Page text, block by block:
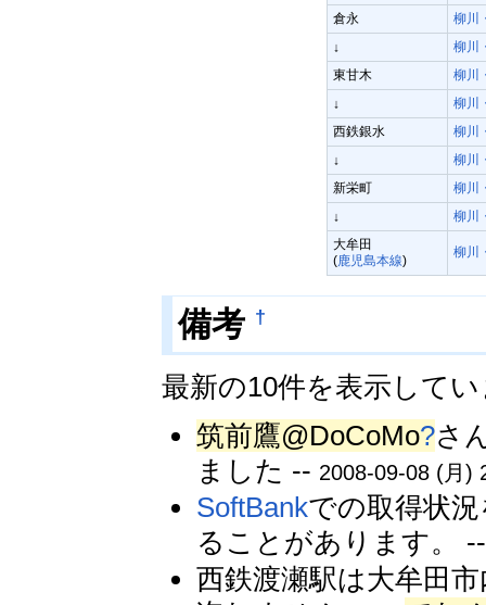
倉永
柳川
↓
柳川
東甘木
柳川
↓
柳川
西鉄銀水
柳川
↓
柳川
新栄町
柳川
↓
柳川
大牟田
(鹿児島本線)
柳川
備考 †
最新の10件を表示して
筑前鷹@DoCoMo?さ
ました -- 2008-09-08 (月)
SoftBankでの取得状
ることがあります。
西鉄渡瀬駅は大牟田